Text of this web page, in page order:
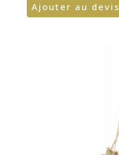
Ajouter au devis